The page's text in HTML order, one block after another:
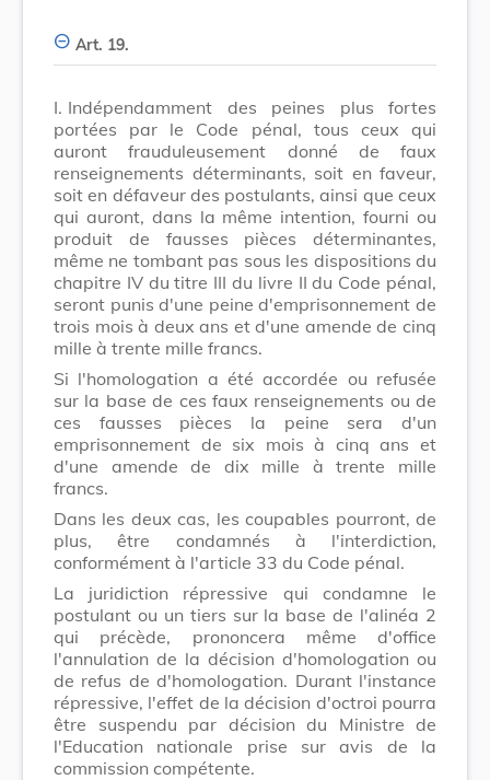
Art. 19.
I. Indépendamment des peines plus fortes
portées par le Code pénal, tous ceux qui
auront frauduleusement donné de faux
renseignements déterminants, soit en faveur,
soit en défaveur des postulants, ainsi que ceux
qui auront, dans la même intention, fourni ou
produit de fausses pièces déterminantes,
même ne tombant pas sous les dispositions du
chapitre IV du titre III du livre II du Code pénal,
seront punis d'une peine d'emprisonnement de
trois mois à deux ans et d'une amende de cinq
mille à trente mille francs.
Si l'homologation a été accordée ou refusée
sur la base de ces faux renseignements ou de
ces fausses pièces la peine sera d'un
emprisonnement de six mois à cinq ans et
d'une amende de dix mille à trente mille
francs.
Dans les deux cas, les coupables pourront, de
plus, être condamnés à l'interdiction,
conformément à l'article 33 du Code pénal.
La juridiction répressive qui condamne le
postulant ou un tiers sur la base de l'alinéa 2
qui précède, prononcera même d'office
l'annulation de la décision d'homologation ou
de refus de d'homologation. Durant l'instance
répressive, l'effet de la décision d'octroi pourra
être suspendu par décision du Ministre de
l'Education nationale prise sur avis de la
commission compétente.